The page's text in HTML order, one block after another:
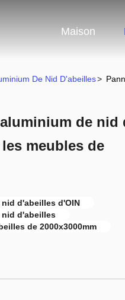
Maison
De Nid D'abeilles>
de nid
meubles de
d'abeilles d'OIN
d'abeilles
de 2000x3000mm